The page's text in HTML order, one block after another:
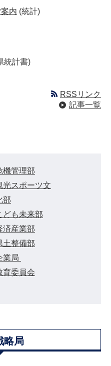
内 (統計)
統計書)
RSSリンク
記事一覧
機管理部
光スポーツ文
部
ども未来部
済産業部
土整備部
育委員会
略局